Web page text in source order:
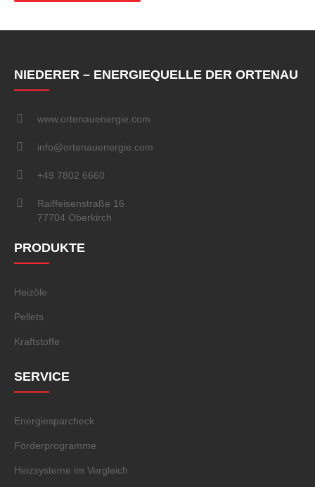
NIEDERER – ENERGIEQUELLE DER ORTENAU
www.ortenauenergie.com
info@ortenauenergie.com
+49 7802 6660
Raiffeisenstraße 16
77704 Oberkirch
PRODUKTE
Heizöle
Pellets
Kraftstoffe
SERVICE
Energiesparcheck
Förderprogramme
Heizsysteme im Vergleich